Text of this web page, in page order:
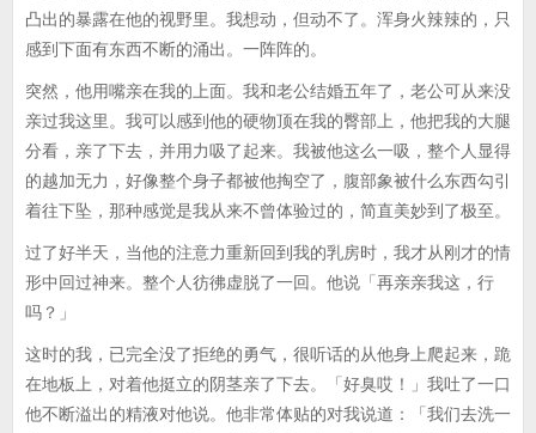
凸出的暴露在他的视野里。我想动，但动不了。浑身火辣辣的，只
感到下面有东西不断的涌出。一阵阵的。
突然，他用嘴亲在我的上面。我和老公结婚五年了，老公可从来没
亲过我这里。我可以感到他的硬物顶在我的臀部上，他把我的大腿
分看，亲了下去，并用力吸了起来。我被他这么一吸，整个人显得
的越加无力，好像整个身子都被他掏空了，腹部象被什么东西勾引
着往下坠，那种感觉是我从来不曾体验过的，简直美妙到了极至。
过了好半天，当他的注意力重新回到我的乳房时，我才从刚才的情
形中回过神来。整个人彷彿虚脱了一回。他说「再亲亲我这，行
吗？」
这时的我，已完全没了拒绝的勇气，很听话的从他身上爬起来，跪
在地板上，对着他挺立的阴茎亲了下去。「好臭哎！」我吐了一口
他不断溢出的精液对他说。他非常体贴的对我说道：「我们去洗一